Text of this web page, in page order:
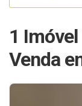
1
Venda